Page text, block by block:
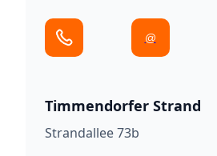
@
Timmendorfer Strand
Strandallee 73b